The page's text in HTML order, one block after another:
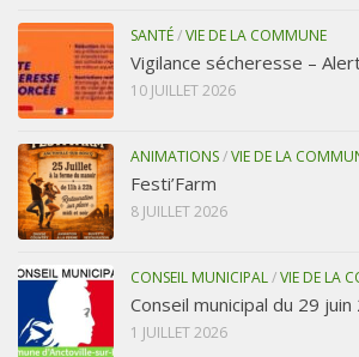
SANTÉ/VIE DE LA COMMUNE
Vigilance sécheresse –
10 JUILLET 2026
ANIMATIONS/VIE DE LA
Festi’Farm
8 JUILLET 2026
CONSEIL MUNICIPAL/VIE DE LA
Conseil municipal du 29 juin
1 JUILLET 2026